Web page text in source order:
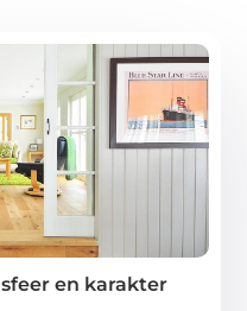
en karakter